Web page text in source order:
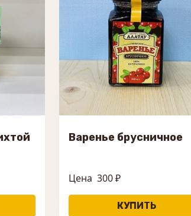
Варенье брусничное
Цена 300 ₽